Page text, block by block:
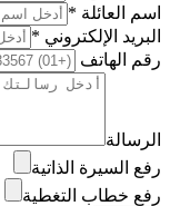
اسم العائلة *
البريد الإلكتروني *
رقم الهاتف
الرسالة
رفع السيرة الذاتية
رفع خطاب التغطية